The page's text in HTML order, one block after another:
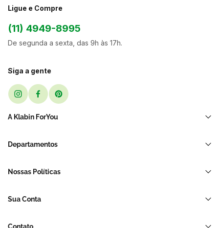
Ligue e Compre
(11) 4949-8995
De segunda a sexta, das 9h às 17h.
Siga a gente
A Klabin ForYou
Black Friday
Blog
Departamentos
Sacos e Sacolas
Acessórios Para Embalagens
Nossas Políticas
Política de Devolução e Reembolso
Sua Conta